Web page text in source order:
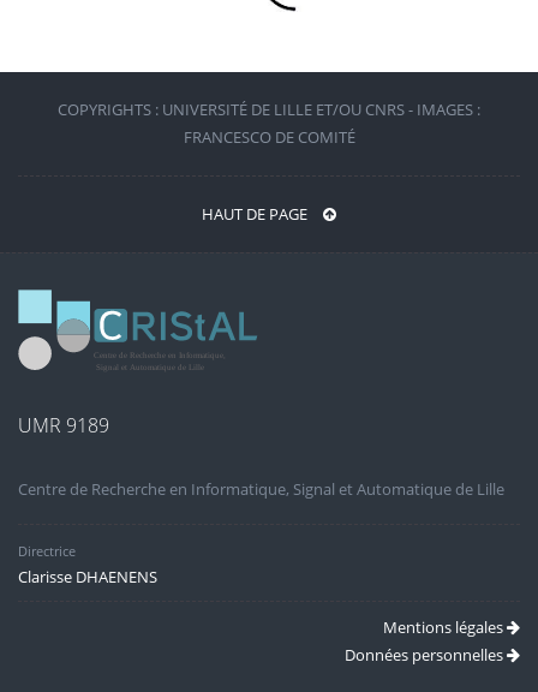
COPYRIGHTS : UNIVERSITÉ DE LILLE ET/OU CNRS - IMAGES :
FRANCESCO DE COMITÉ
HAUT DE PAGE
UMR 9189
Centre de Recherche en Informatique, Signal et Automatique de Lille
Directrice
Clarisse DHAENENS
Mentions légales
Données personnelles